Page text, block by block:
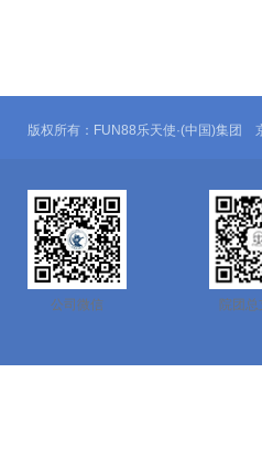
版权所有：FUN88乐天使·(中国)集团
公司微信 院团